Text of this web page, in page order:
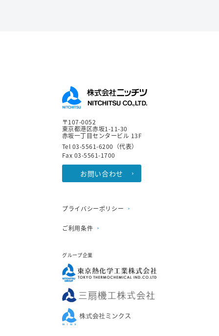
〒107-0052
東京都港区赤坂1-11-30
赤坂一丁目センタービル 13F
Tel 03-5561-6200（代表）
Fax 03-5561-1700
お問い合わせ
プライバシーポリシー
ご利用条件
グループ企業